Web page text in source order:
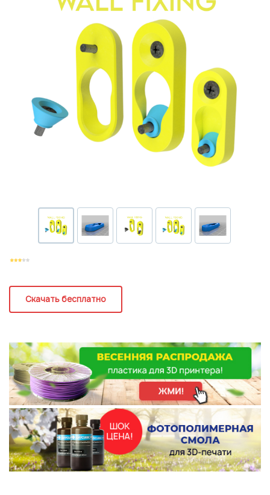
Скачать бесплатно
Накопительные скидки
Розыгрыши подарков
Доступ в закрытый клуб
ВОЙТИ ЧЕРЕЗ GOOGLE
Нажимая на кнопку "Отправить", вы даете согласие на обработку
персональных данных
Отправить
Нажимая на кнопку "Отправить", вы даете согласие на обработку
персональных данных
Или войти через соц сети
ВОЙТИ ЧЕРЕЗ GOOGLE
Отправить
Нажимая на кнопку "Отправить", вы даете согласие на обработку
персональных данных